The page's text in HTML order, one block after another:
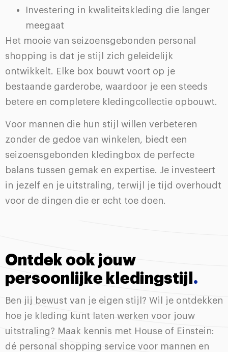
Investering in kwaliteitskleding die langer
meegaat
Het mooie van seizoensgebonden personal
shopping is dat je stijl zich geleidelijk
ontwikkelt. Elke box bouwt voort op je
bestaande garderobe, waardoor je een steeds
betere en completere kledingcollectie opbouwt.
Voor mannen die hun stijl willen verbeteren
zonder de gedoe van winkelen, biedt een
seizoensgebonden kledingbox de perfecte
balans tussen gemak en expertise. Je investeert
in jezelf en je uitstraling, terwijl je tijd overhoudt
voor de dingen die er echt toe doen.
Ontdek ook jouw
persoonlijke kledingstijl .
Ben jij bewust van je eigen stijl? Wil je ontdekken
hoe je kleding kunt laten werken voor jouw
uitstraling? Maak kennis met House of Einstein:
dé personal shopping service voor mannen en